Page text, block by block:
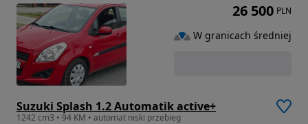
Suzuki Splash 1.2 Automatik active+
1242 cm3 • 94 KM • automat niski przebieg
26 500 PLN
W granicach średniej